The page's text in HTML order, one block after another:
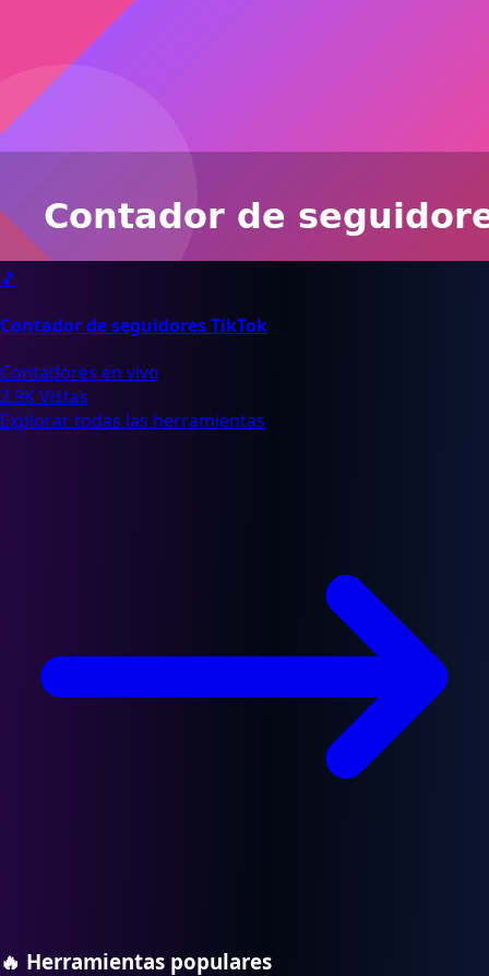
🎵
Contador de seguidores TikTok
Contadores en vivo
2.9K Vistas
Explorar todas las herramientas
🔥 Herramientas populares